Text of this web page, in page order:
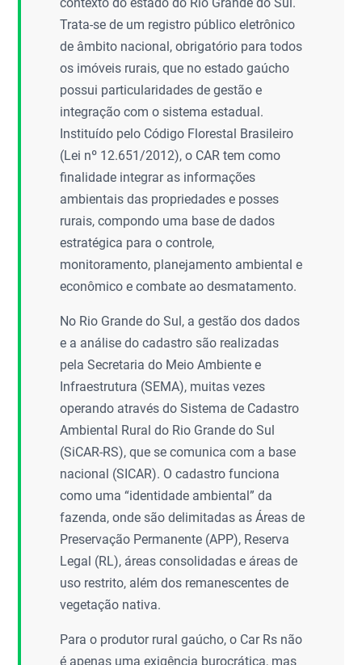
Trata-se de um registro público eletrônico
de âmbito nacional, obrigatório para todos
os imóveis rurais, que no estado gaúcho
possui particularidades de gestão e
integração com o sistema estadual.
Instituído pelo Código Florestal Brasileiro
(Lei nº 12.651/2012), o CAR tem como
finalidade integrar as informações
ambientais das propriedades e posses
rurais, compondo uma base de dados
estratégica para o controle,
monitoramento, planejamento ambiental e
econômico e combate ao desmatamento.
No Rio Grande do Sul, a gestão dos dados
e a análise do cadastro são realizadas
pela Secretaria do Meio Ambiente e
Infraestrutura (SEMA), muitas vezes
operando através do Sistema de Cadastro
Ambiental Rural do Rio Grande do Sul
(SiCAR-RS), que se comunica com a base
nacional (SICAR). O cadastro funciona
como uma “identidade ambiental” da
fazenda, onde são delimitadas as Áreas de
Preservação Permanente (APP), Reserva
Legal (RL), áreas consolidadas e áreas de
uso restrito, além dos remanescentes de
vegetação nativa.
Para o produtor rural gaúcho, o Car Rs não
é apenas uma exigência burocrática, mas